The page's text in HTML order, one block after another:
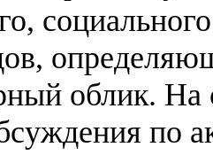
облик. На
по